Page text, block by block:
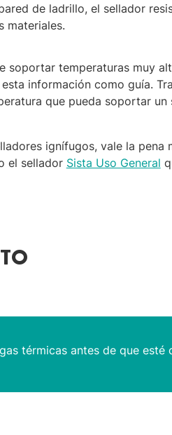
de ladrillo, el sellador
materiales.
soportar temperaturas muy
información como guía.
que pueda soportar
ignífugos, vale la
el sellador Sista Uso General
térmicas antes de que esté